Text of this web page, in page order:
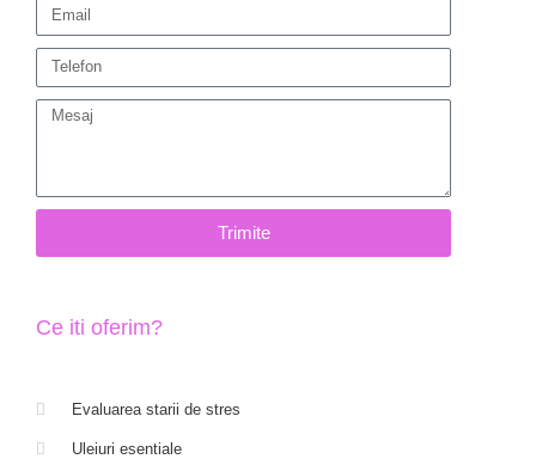
Trimite
Ce iti oferim?
Evaluarea starii de stres
Uleiuri esentiale